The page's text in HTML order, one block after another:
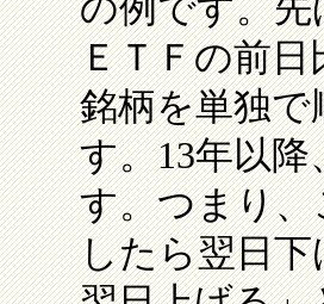
の例です。先
ＥＴＦの前
銘柄を単独
す。13年以
す。つまり
したら翌日